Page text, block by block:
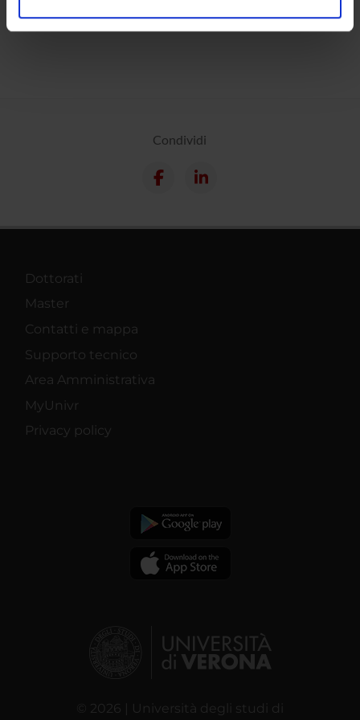
analizzare il nostro traffico. Condividiamo inoltre
Condividi
Dottorati
Master
Contatti e mappa
Supporto tecnico
Area Amministrativa
MyUnivr
Privacy policy
© 2026 | Università degli studi di